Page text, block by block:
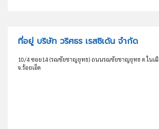
ที่อยู่ บริษัท วริศธร เรสซิเด้น จำกัด
10/4 ซอย14 (รณชัยชาญยุทธ) ถนนรณชัยชาญยุทธ ต.ในเมื
จ.ร้อยเอ็ด